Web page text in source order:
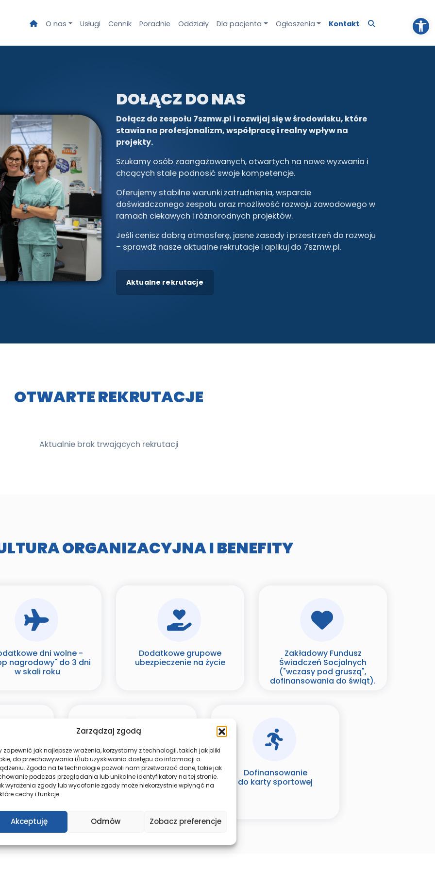
Zarządzaj zgodą
zapewnić jak najlepsze wrażenia, korzystamy z technologii, takich jak pliki
do przechowywania i/lub uzyskiwania dostępu do informacji o
Zgoda na te technologie pozwoli nam przetwarzać dane, takie jak
podczas przeglądania lub unikalne identyfikatory na tej stronie.
wyrażenia zgody lub wycofanie zgody może niekorzystnie wpłynąć na
cechy i funkcje.
Akceptuję Odmów Zobacz preferencje
O nas Usługi Cennik Poradnie Oddziały Dla pacjenta Ogłoszenia Kontakt
DOŁĄCZ DO NAS
Dołącz do zespołu 7szmw.pl i rozwijaj się w środowisku, które
stawia na profesjonalizm, współpracę i realny wpływ na
projekty.
Szukamy osób zaangażowanych, otwartych na nowe wyzwania i
chcących stale podnosić swoje kompetencje.
Oferujemy stabilne warunki zatrudnienia, wsparcie
doświadczonego zespołu oraz możliwość rozwoju zawodowego w
ramach ciekawych i różnorodnych projektów.
Jeśli cenisz dobrą atmosferę, jasne zasady i przestrzeń do rozwoju
– sprawdź nasze aktualne rekrutacje i aplikuj do 7szmw.pl.
Aktualne rekrutacje
OTWARTE REKRUTACJE
Aktualnie brak trwających rekrutacji
ORGANIZACYJNA I BENEFITY
dni wolne -
nagrodowy" do 3 dni
w skali roku
Dodatkowe grupowe
ubezpieczenie na życie
Zakładowy Fundusz
Świadczeń Socjalnych
("wczasy pod gruszą",
dofinansowania do świąt).
studiów,
i innych
form
Kasa Zapomogowo -
Pożyczkowa
Dofinansowanie
do karty sportowej